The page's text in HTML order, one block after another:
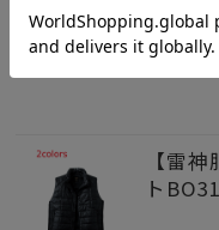
【雷神服
スーツや
ーにもカ
じバッテ
【雷
ト